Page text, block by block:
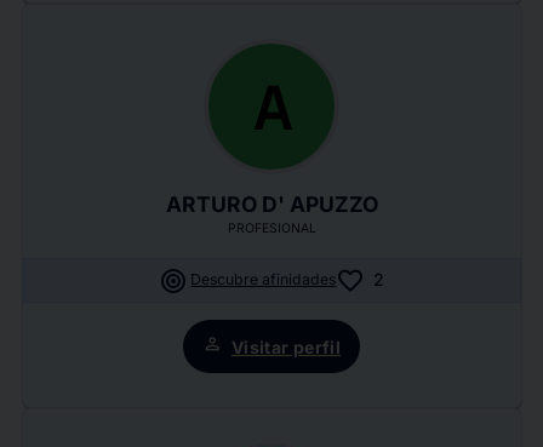
A
ARTURO D' APUZZO
PROFESIONAL
target Descubre afinidadesfavorite 2
person Visitar perfil